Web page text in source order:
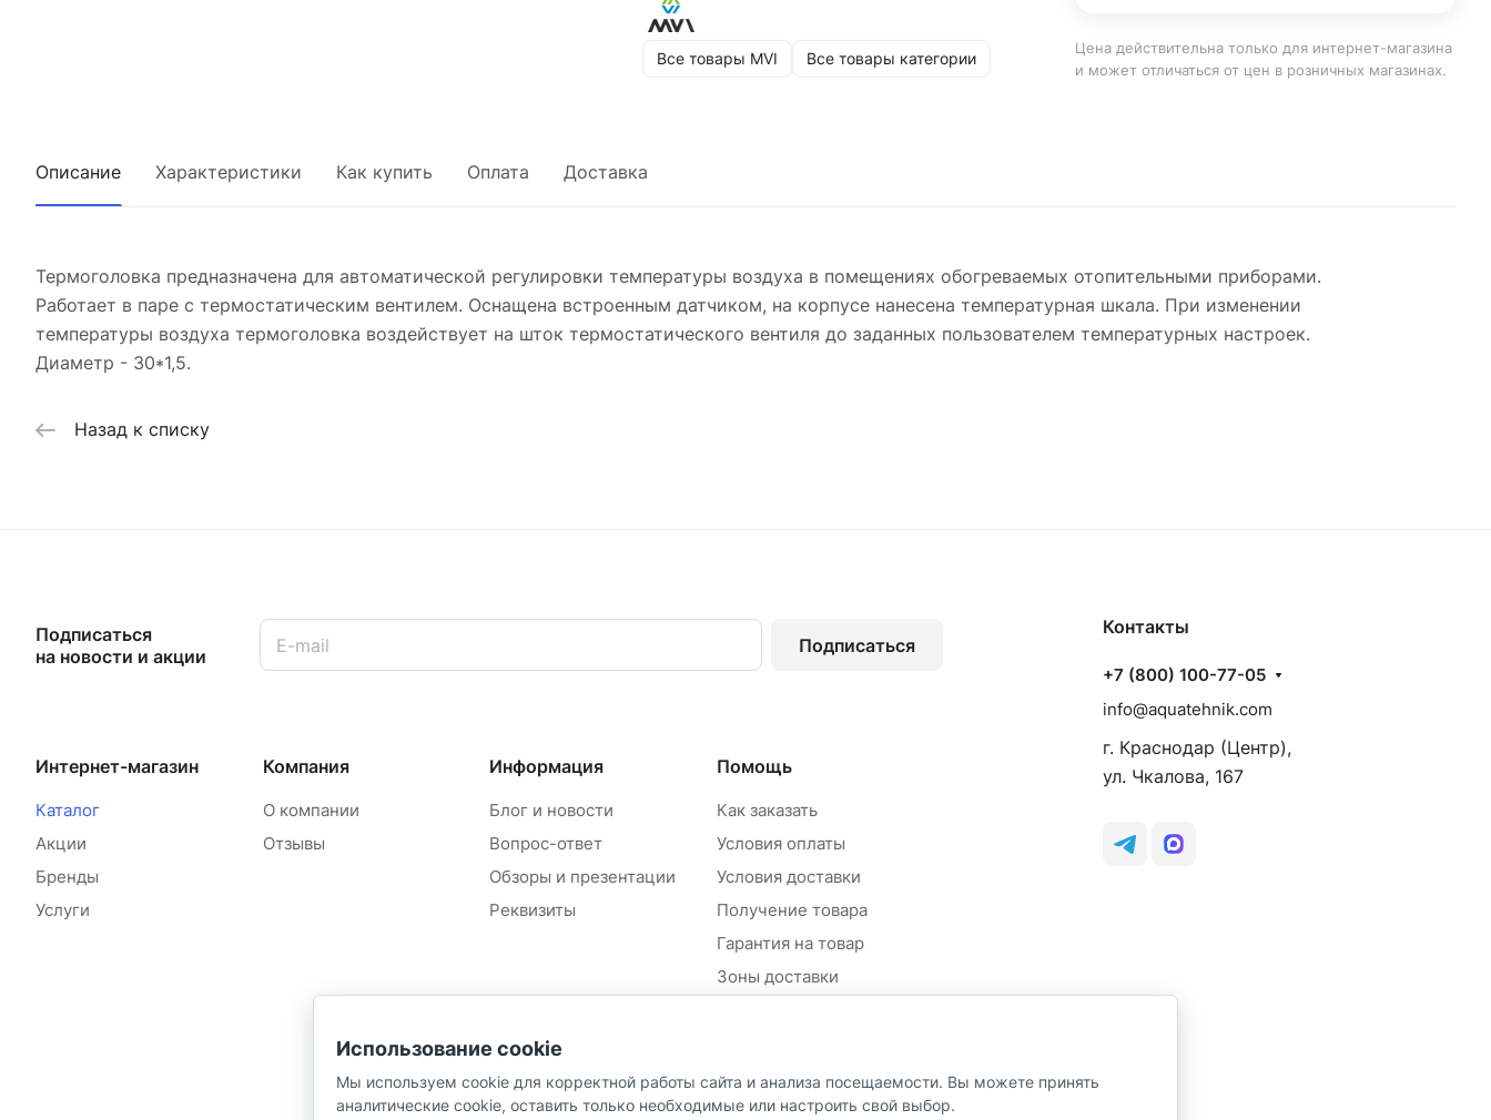
Все товары MVI Все товары категории
Цена действительна только для интернет-магазина
и может отличаться от цен в розничных магазинах.
Описание Характеристики Как купить Оплата Доставка
Термоголовка предназначена для автоматической регулировки температуры воздуха в помещениях обогреваемых отопительными приборами.
Работает в паре с термостатическим вентилем. Оснащена встроенным датчиком, на корпусе нанесена температурная шкала. При изменении
температуры воздуха термоголовка воздействует на шток термостатического вентиля до заданных пользователем температурных настроек.
Диаметр - 30*1,5.
Назад к списку
Подписаться
на новости и акции
Подписаться
Интернет-магазин
Каталог
Акции
Бренды
Услуги
Компания
О компании
Отзывы
Информация
Блог и новости
Вопрос-ответ
Обзоры и презентации
Реквизиты
Помощь
Как заказать
Условия оплаты
Условия доставки
Получение товара
Гарантия на товар
Зоны доставки
Согласие на обработку
персональных данных
Контакты
+7 (800) 100-77-05
info@aquatehnik.com
г. Краснодар (Центр),
ул. Чкалова, 167
Использование cookie
Мы используем cookie для корректной работы сайта и анализа посещаемости. Вы можете принять
аналитические cookie, оставить только необходимые или настроить свой выбор.